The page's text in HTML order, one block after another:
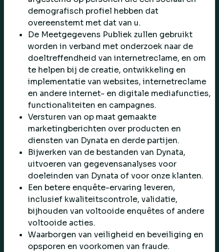
demografisch profiel hebben dat
overeenstemt met dat van u.
De Meetgegevens Publiek zullen gebruikt
worden in verband met onderzoek naar de
doeltreffendheid van internetreclame, en om
te helpen bij de creatie, ontwikkeling en
implementatie van websites, internetreclame
en andere internet- en digitale mediafuncties,
functionaliteiten en campagnes.
Versturen van op maat gemaakte
marketingberichten over producten en
diensten van Dynata en derde partijen.
Bijwerken van de bestanden van Dynata,
uitvoeren van gegevensanalyses voor
doeleinden van Dynata of voor onze klanten.
Een betere enquête-ervaring leveren,
inclusief kwaliteitscontrole, validatie,
bijhouden van voltooide enquêtes of andere
voltooide acties.
Waarborgen van veiligheid en beveiliging en
opsporen en voorkomen van fraude.